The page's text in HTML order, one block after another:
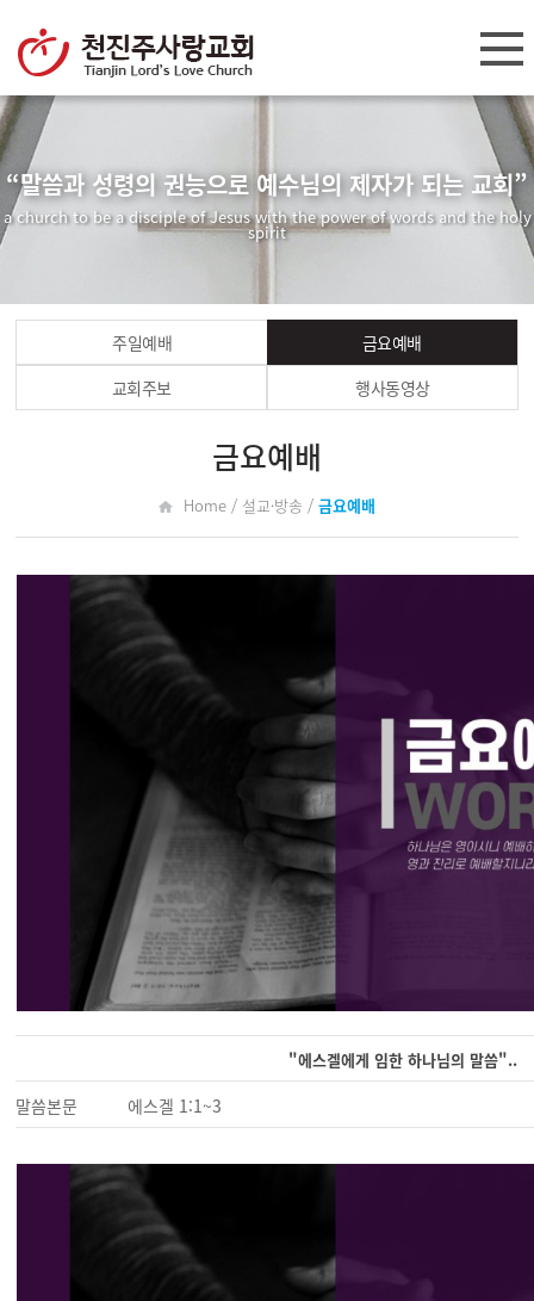
“말씀과 성령의 권능으로 예수님의 제자가 되는 교회”
a church to be a disciple of Jesus with the power of words and the holy
spirit
주일예배
금요예배
교회주보
행사동영상
금요예배
Home / 설교·방송 / 금요예배
"에스겔에게 임한 하나님의 말씀"..
말씀본문 에스겔 1:1~3